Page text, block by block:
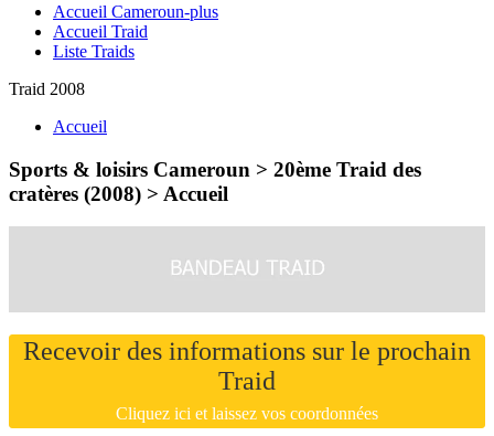
Accueil Cameroun-plus
Accueil Traid
Liste Traids
Traid 2008
Accueil
Sports & loisirs Cameroun > 20ème Traid des
cratères (2008) > Accueil
Recevoir des informations sur le prochain
Traid
Cliquez ici et laissez vos coordonnées